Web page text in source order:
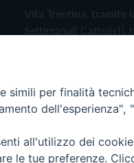
Vita Trentina, tramite
Settimanali Cattolici),
Privacy Policy
Editrice
simili per finalità
all'utilizzo dei
le tue preferenze.